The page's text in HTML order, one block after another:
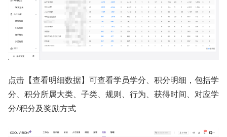
点击【查看明细数据】可查看学员学分、积分明细，包括学
分、积分所属大类、子类、规则、行为、获得时间、对应学
分/积分及奖励方式